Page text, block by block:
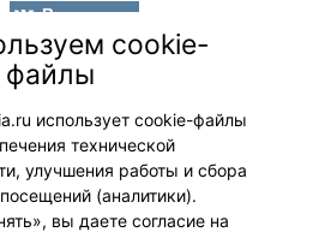
Вконтакте
В ЛИЦЕНЗИРОВАНИИ
cookie-
файлы
использует cookie-файлы
технической
улучшения работы и сбора
(аналитики).
вы даете согласие на